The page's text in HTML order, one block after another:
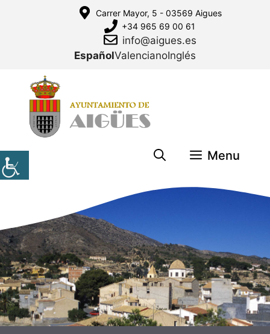
Carrer Mayor, 5 - 03569 Aigues
+34 965 69 00 61
info@aigues.es
EspañolValencianoInglés
Menu